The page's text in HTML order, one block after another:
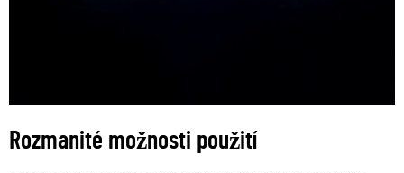
Rozmanité možnosti použití